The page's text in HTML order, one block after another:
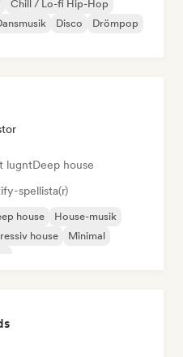
Chill / Lo-fi Hip-Hop
Disco
Drömpop
lugntDeep house
spellista(r)
house
House-musik
house
Minimal